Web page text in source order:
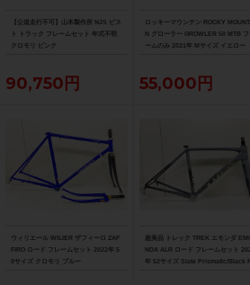
【公道走行不可】山本製作所 NJS ピス
ト トラック フレームセット 年式不明
クロモリ ピンク
90,750円
ロッキーマウンテン ROCKY
N グローラー GROWLER 50 MTB フ
ームのみ 2021年 Mサイズ イエロー
55,000円
ウィリエール WILIER ザフィーロ ZAF
FIRO ロード フレームセット 2022年 5
0サイズ クロモリ ブルー
超美品 トレック TREK エモンダ
NDA ALR ロード フレームセット
年 52サイズ Slate Prismatic/Black